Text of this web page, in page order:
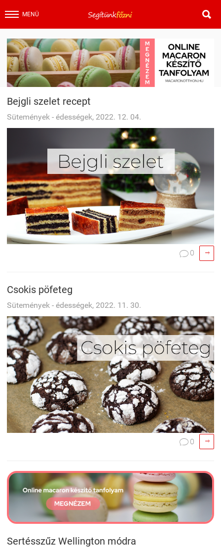
MENÜ 
Bejgli szelet recept
Sütemények - édességek, 2022. 12. 04.
 0 
Csokis pöfeteg
Sütemények - édességek, 2022. 11. 30.
 0 
Sertésszűz Wellington módra